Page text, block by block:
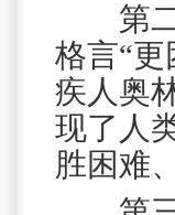
第二
格言“
疾人奥
现了人
胜困难